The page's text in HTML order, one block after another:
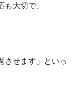
大切で、
させます」といっ